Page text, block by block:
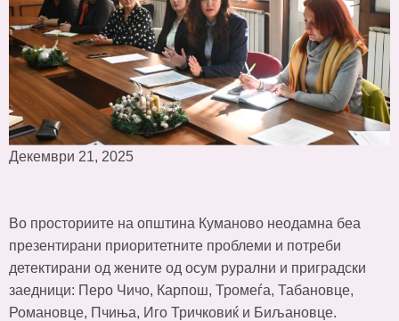
Декември 21, 2025
Во просториите на општина Куманово неодамна беа
презентирани приоритетните проблеми и потреби
детектирани од жените од осум рурални и приградски
заедници: Перо Чичо, Карпош, Тромеѓа, Табановце,
Романовце, Пчиња, Иго Тричковиќ и Биљановце.